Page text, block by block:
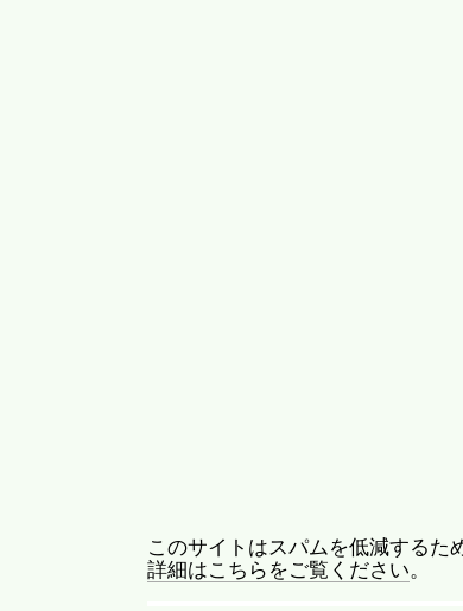
このサイトはスパムを低減するた
詳細はこちらをご覧ください。